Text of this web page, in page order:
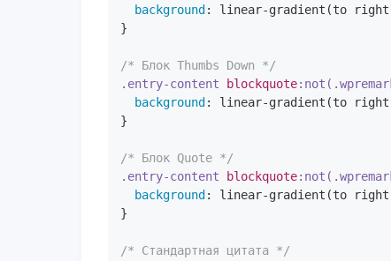
background : linear-gradient (to
}
/* Блок Thumbs Down */
.entry-content
blockquote
background : linear-gradient (to
}
/* Блок Quote */
.entry-content
blockquote
background : linear-gradient (to
}
/* Стандартная цитата */